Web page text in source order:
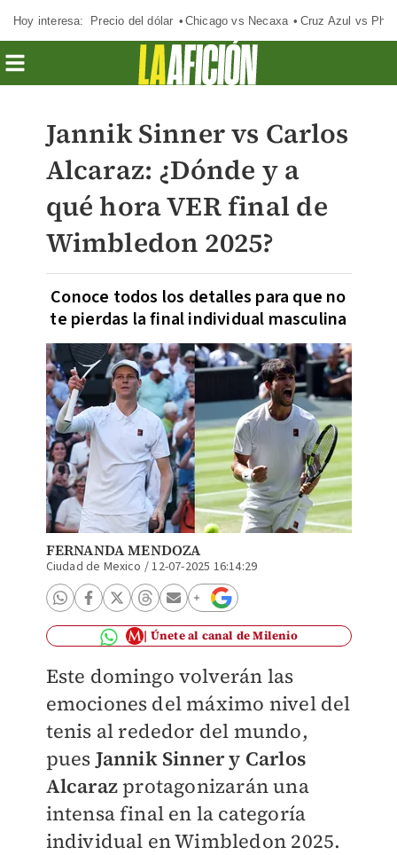
Hoy interesa: Precio del dólar Chicago vs Necaxa Cruz Azul vs
Jannik Sinner vs Carlos
Alcaraz: ¿Dónde y a
qué hora VER final de
Wimbledon 2025?
Conoce todos los detalles para que no
te pierdas la final individual masculina
FERNANDA MENDOZA
Ciudad de Mexico /12-07-2025 16:14:29
Únete al canal de Milenio
Este domingo volverán las
emociones del máximo nivel del
tenis al rededor del mundo,
pues Jannik Sinner y Carlos
Alcarazprotagonizarán una
intensa final en la categoría
individual en Wimbledon 2025.